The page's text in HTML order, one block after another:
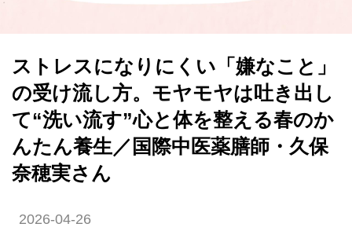
ストレスになりにくい「嫌なこと」
の受け流し方。モヤモヤは吐き出し
て“洗い流す”心と体を整える春のか
んたん養生／国際中医薬膳師・久保
奈穂実さん
2026-04-26